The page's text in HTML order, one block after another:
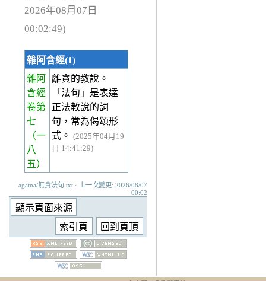
2026年08月07日
00:02:49)
雜阿含經(1)
雜阿
含經
卷第
七
（一
八
五）
離貪的教說。
「法句」是表達
正法教說的詞
句，常為偈頌形
式。
(2025年04月19
日 14:41:29)
agama/無貪法句.txt · 上一次變更: 2026/08/07
00:02